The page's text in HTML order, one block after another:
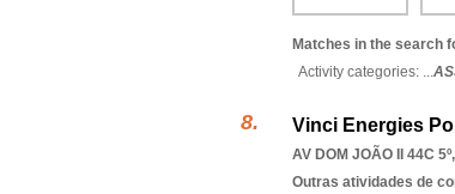
Matches in the search
Activity categories: ...
Vinci Energies
AV DOM JOÃO II 44C
Outras atividades de